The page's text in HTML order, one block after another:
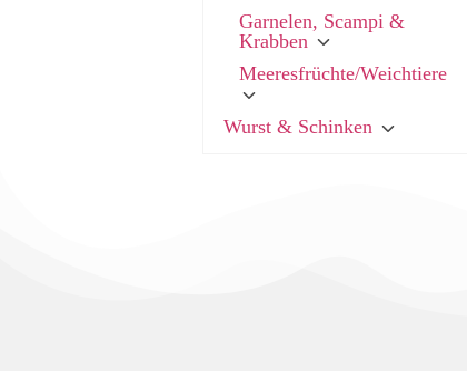
Garnelen, Scampi &
Krabben
Meeresfrüchte/Weichtiere
Wurst & Schinken